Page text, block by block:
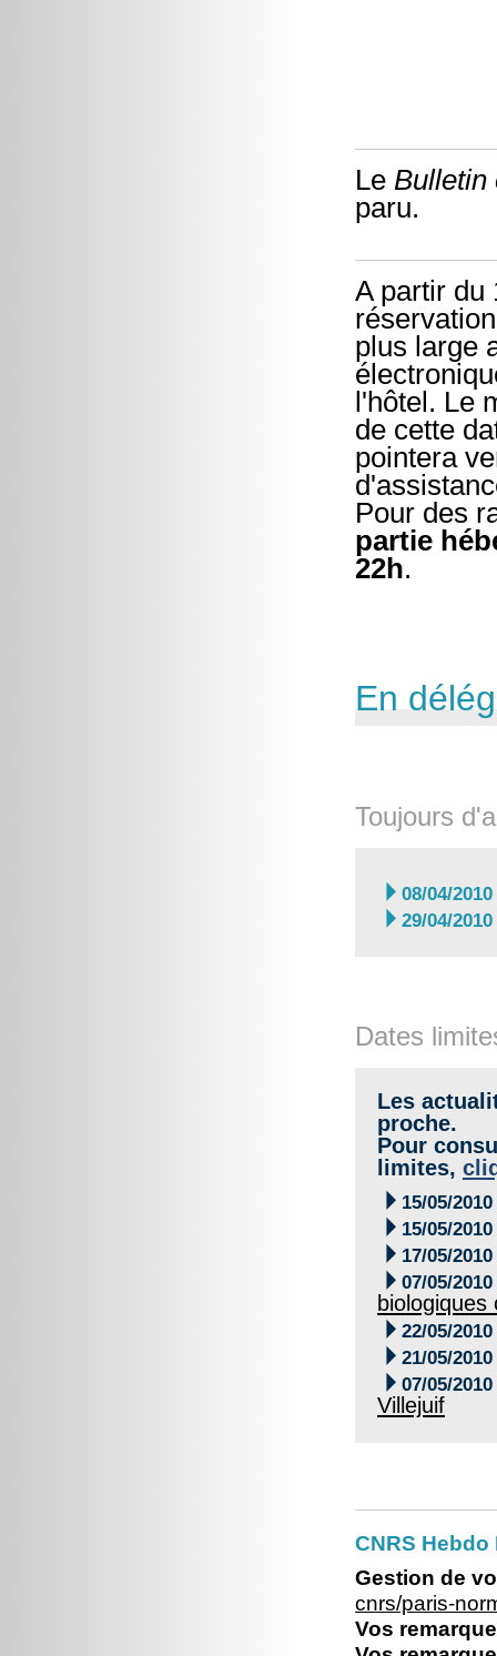
Le
paru.
A partir du
plus large
l'hôtel. Le
de cette
pointera
Pour des
partie
22h.
En
Toujours
 08/04/2010
 29/04/2010
Dates
Les
proche.
Pour
limites,
 15/05/2010
 15/05/2010
 17/05/2010
 07/05/2010
biologiques
 22/05/2010
 21/05/2010
 07/05/2010
Villejuif
CNRS
Gestion de
cnrs/paris-
Vos